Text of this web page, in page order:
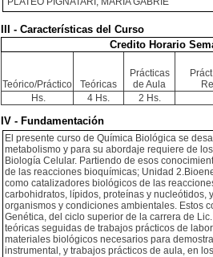
III - Características del Curso
Credito Horario
Teórico/Práctico Teóricas
Prácticas
de Aula
Hs. 4 Hs. 2 Hs.
IV - Fundamentación
El presente curso de Química Biológica se
metabolismo y para su abordaje requiere de
Biología Celular. Partiendo de esos
de las reacciones bioquímicas; Unidad
como catalizadores biológicos de las
carbohidratos, lípidos, proteínas y nucleótidos,
organismos y condiciones ambientales. Estos
Genética, del ciclo superior de la carrera de
teóricas seguidas de trabajos prácticos de
materiales biológicos necesarios para
instrumental, y trabajos prácticos de aula, en